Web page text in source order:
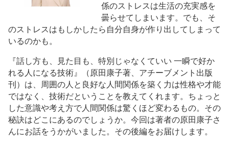
係のストレスは生活の充実感を
曇らせてしまいます。でも、そ
のストレスはもしかしたら自分自身が作り出してしまって
いるのかも。
『話し方も、見た目も、特別じゃなくていい 一瞬で好か
れる人になる技術』（原田康子著、アチーブメント出版
刊）は、周囲の人と良好な人間関係を築く力は性格や才能
ではなく、技術だということを教えてくれます。ちょっと
した意識や考え方で人間関係は驚くほど変わるもの。その
秘訣はどこにあるのでしょうか。今回は著者の原田康子さ
んにお話をうかがいました。その後編をお届けします。